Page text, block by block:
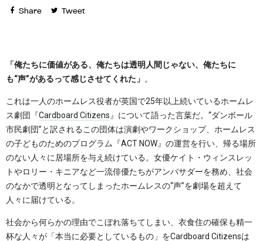
Share Tweet
「俺たちに価値がある、俺たちは透明人間じゃない、俺たちに
も“声”があるって感じさせてくれた」 。
これは一人のホームレス役者が英国で25年以上続いているホームレ
ス劇団『Cardboard Citizens 』について語った言葉だ。“ダンボール
市民劇団”と訳されるこの団体は演劇やワークショップ、ホームレス
の子どものためのプログラム『ACT NOW』の運営を行い、帰る場所
のない人々に居場所を与え続けている。女優ケイト・ウィンスレッ
トやロリー・キニアなど一流俳優たちがアンバサダーを務め、社会
のなかで透明となってしまったホームレスの“声”を劇場を超えて
人々に届けている。
社会から何らかの理由でこぼれ落ちてしまい、衣食住の確保も精一
杯な人々が「本当に必要としているもの」をCardboard Citizensは